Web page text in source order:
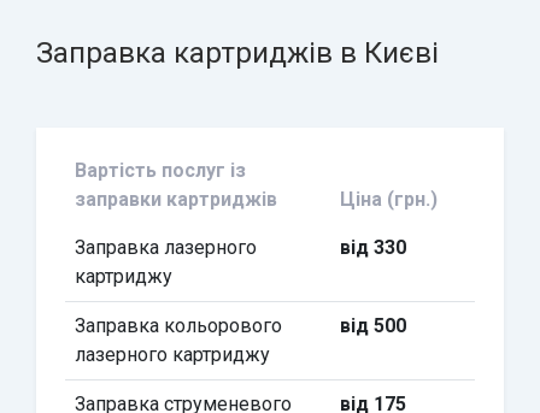
Заправка картриджів в Києві
Вартість послуг із
заправки картриджів
Ціна (грн.)
Заправка лазерного
картриджу
від 330
Заправка кольорового
лазерного картриджу
від 500
Заправка струменевого
від 175